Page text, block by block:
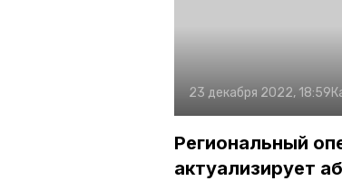
23 декабря 2022, 18:59
Региональный
актуализирует